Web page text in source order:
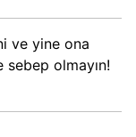
ve yine ona
olmayın!